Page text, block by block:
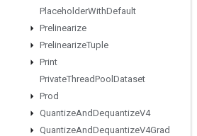
PlaceholderWithDefault
Prelinearize
PrelinearizeTuple
Print
PrivateThreadPool Dataset
Prod
QuantizeAndDequantizeV4
QuantizeAndDequantizeV4Grad